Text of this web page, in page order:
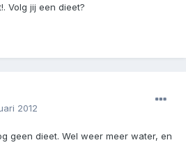
Volg jij een dieet?
2012
geen dieet. Wel weer meer water, en